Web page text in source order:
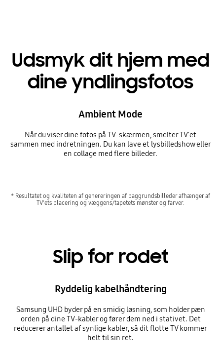
Udsmyk dit hjem med
dine yndlingsfotos
Ambient Mode
Når du viser dine fotos på TV-skærmen, smelter TV'et
sammen med indretningen. Du kan lave et lysbilledshow eller
en collage med flere billeder.
* Resultatet og kvaliteten af genereringen af baggrundsbilleder afhænger af
TV'ets placering og væggens/tapetets mønster og farver.
Slip for rodet
Ryddelig kabelhåndtering
Samsung UHD byder på en smidig løsning, som holder pæn
orden på dine TV-kabler og fører dem ned i stativet. Det
reducerer antallet af synlige kabler, så dit flotte TV kommer
helt til sin ret.